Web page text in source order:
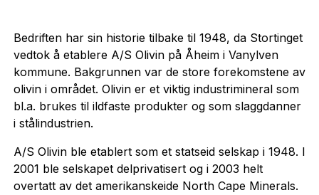
Bedriften har sin historie tilbake til 1948, da Stortinget
vedtok å etablere A/S Olivin på Åheim i Vanylven
kommune. Bakgrunnen var de store forekomstene av
olivin i området. Olivin er et viktig industrimineral som
bl.a. brukes til ildfaste produkter og som slaggdanner
i stålindustrien.
A/S Olivin ble etablert som et statseid selskap i 1948. I
2001 ble selskapet delprivatisert og i 2003 helt
overtatt av det amerikanskeide North Cape Minerals.